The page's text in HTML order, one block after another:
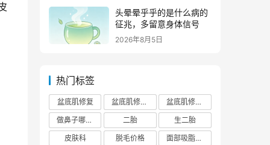
头晕晕乎乎的是什么病的
征兆，多留意身体信号
2026年8月5日
热门标签
盆底肌修复 盆底肌修复医院排行榜
盆底肌修复多少钱
做鼻子哪个正规医院比较出名
二胎
生二胎
皮肤科
脱毛价格
面部吸脂费用